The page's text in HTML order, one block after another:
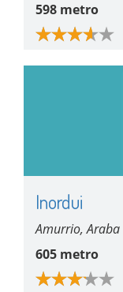
598 metro
Inordui
Amurrio, Araba
605 metro